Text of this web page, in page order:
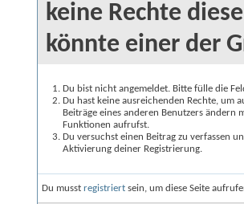
keine Rechte
könnte einer der
Du bist nicht angemeldet. Bitte fülle die
Du hast keine ausreichenden Rechte, um
Beiträge eines anderen Benutzers
Funktionen aufrufst.
Du versuchst einen Beitrag zu verfassen
Aktivierung deiner Registrierung.
Du musst registriert sein, um diese Seite